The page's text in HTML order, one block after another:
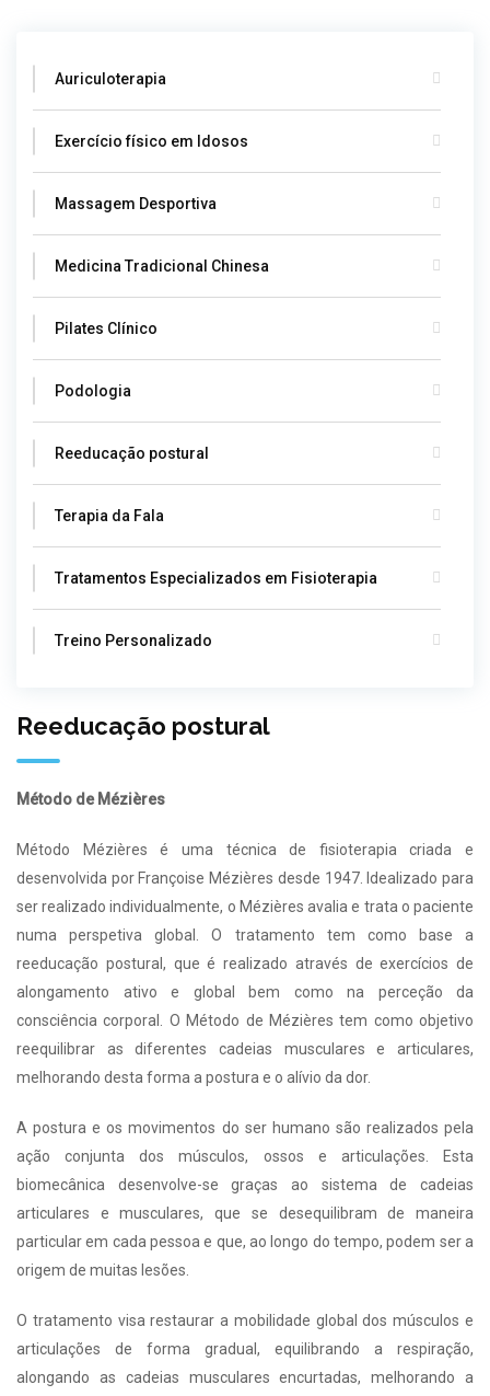
Auriculoterapia
Exercício físico em Idosos
Massagem Desportiva
Medicina Tradicional Chinesa
Pilates Clínico
Podologia
Reeducação postural
Terapia da Fala
Tratamentos Especializados em Fisioterapia
Treino Personalizado
Reeducação postural
Método de Mézières
Método Mézières é uma técnica de fisioterapia criada e
desenvolvida por Françoise Mézières desde 1947. Idealizado para
ser realizado individualmente, o Mézières avalia e trata o paciente
numa perspetiva global. O tratamento tem como base a
reeducação postural, que é realizado através de exercícios de
alongamento ativo e global bem como na perceção da
consciência corporal. O Método de Mézières tem como objetivo
reequilibrar as diferentes cadeias musculares e articulares,
melhorando desta forma a postura e o alívio da dor.
A postura e os movimentos do ser humano são realizados pela
ação conjunta dos músculos, ossos e articulações. Esta
biomecânica desenvolve-se graças ao sistema de cadeias
articulares e musculares, que se desequilibram de maneira
particular em cada pessoa e que, ao longo do tempo, podem ser a
origem de muitas lesões.
O tratamento visa restaurar a mobilidade global dos músculos e
articulações de forma gradual, equilibrando a respiração,
alongando as cadeias musculares encurtadas, melhorando a